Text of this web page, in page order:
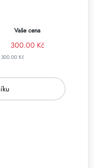
Vaše cena
300.00 Kč
300.00 Kč